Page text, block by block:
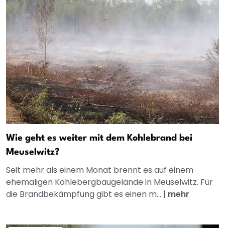
Wie geht es weiter mit dem Kohlebrand bei
Meuselwitz?
Seit mehr als einem Monat brennt es auf einem
ehemaligen Kohlebergbaugelände in Meuselwitz. Für
die Brandbekämpfung gibt es einen m... | mehr